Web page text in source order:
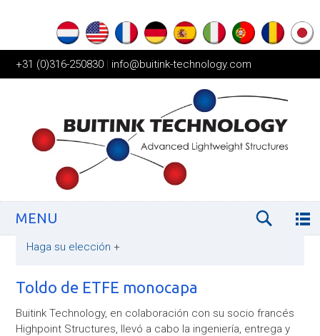
+31 (0)316-250830 | info@buitink-technology.com
MENU
Haga su elección +
Toldo de ETFE monocapa
Buitink Technology, en colaboración con su socio francés
Highpoint Structures, llevó a cabo la ingeniería, entrega y